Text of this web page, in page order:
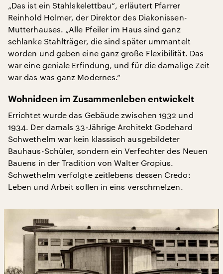
„Das ist ein Stahlskelettbau“, erläutert Pfarrer
Reinhold Holmer, der Direktor des Diakonissen-
Mutterhauses. „Alle Pfeiler im Haus sind ganz
schlanke Stahlträger, die sind später ummantelt
worden und geben eine ganz große Flexibilität. Das
war eine geniale Erfindung, und für die damalige Zeit
war das was ganz Modernes.“
Wohnideen im Zusammenleben entwickelt
Errichtet wurde das Gebäude zwischen 1932 und
1934. Der damals 33-Jährige Architekt Godehard
Schwethelm war kein klassisch ausgebildeter
Bauhaus-Schüler, sondern ein Verfechter des Neuen
Bauens in der Tradition von Walter Gropius.
Schwethelm verfolgte zeitlebens dessen Credo:
Leben und Arbeit sollen in eins verschmelzen.